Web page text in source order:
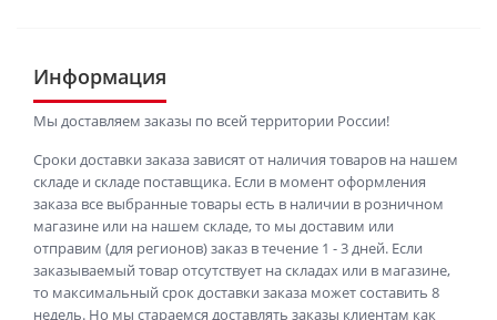
Информация
Мы доставляем заказы по всей территории России!
Сроки доставки заказа зависят от наличия товаров на нашем
складе и складе поставщика. Если в момент оформления
заказа все выбранные товары есть в наличии в розничном
магазине или на нашем складе, то мы доставим или
отправим (для регионов) заказ в течение 1 - 3 дней. Если
заказываемый товар отсутствует на складах или в магазине,
то максимальный срок доставки заказа может составить 8
недель. Но мы стараемся доставлять заказы клиентам как